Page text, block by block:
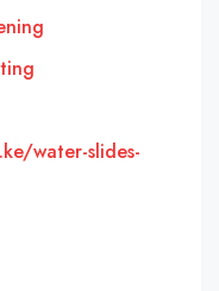
water-slides-